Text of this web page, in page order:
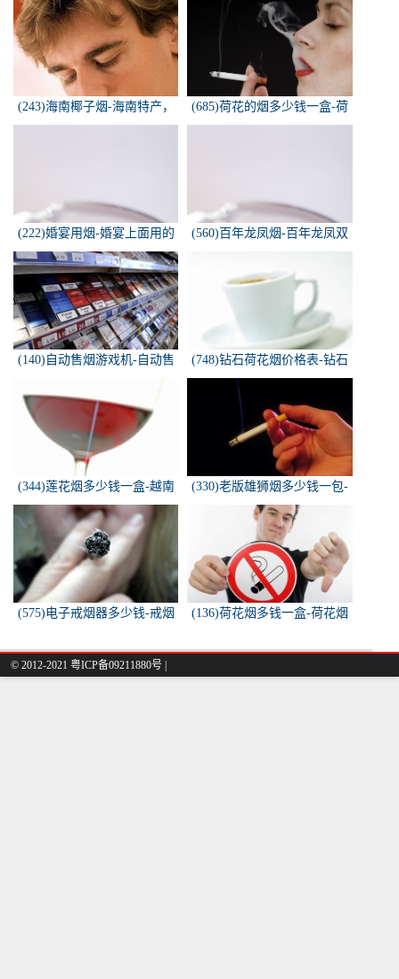
(243)海南椰子烟-海南特产，
椰子香烟，槟榔香烟，叶子包
(685)荷花的烟多少钱一盒-荷
花烟多少钱一盒
(222)婚宴用烟-婚宴上面用的
烟是怎样的
(560)百年龙凤烟-百年龙凤双
(140)自动售烟游戏机-自动售
(748)钻石荷花烟价格表-钻石
荷花烟多少钱一包
(344)莲花烟多少钱一盒-越南
莲花香烟这款多少钱一条？
(330)老版雄狮烟多少钱一包-
雄狮烟多少钱一包了哦！
(575)电子戒烟器多少钱-戒烟
(136)荷花烟多钱一盒-荷花烟
© 2012-2021 粤ICP备09211880号 |